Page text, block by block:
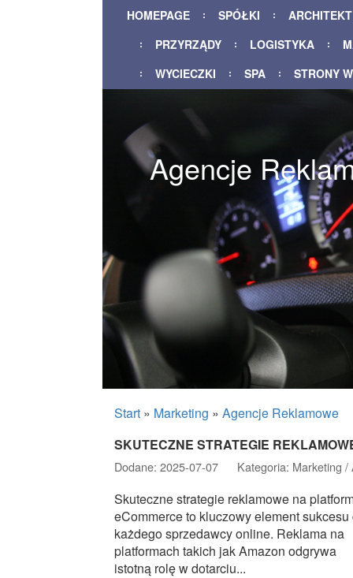
HOMEPAGE SPÓŁKI
PRZYRZĄDY
LOGISTYKA
WYCIECZKI
SPA STRONY
Agencje
Start » Marketing » Agencje Reklamowe
SKUTECZNE STRATEGIE
Dodane: 2025-07-07 Kategoria: Marketing
Skuteczne strategie reklamowe na
eCommerce to kluczowy element sukcesu
każdego sprzedawcy online. Reklama na
platformach takich jak Amazon odgrywa
istotną rolę w dotarciu...